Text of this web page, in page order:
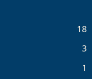
18
3
1